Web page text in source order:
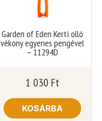
Garden of Eden Kerti olló
vékony egyenes pengével
– 11294D
1 030 Ft
KOSÁRBA